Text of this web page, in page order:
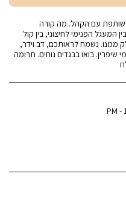
משותפת עם הקהל. מה קורה
המעגל הפנימי לחיצוני, בין קול
ממנו. נשמח לראותכם, דב וידר,
שיפרין. בואו בבגדים נוחים. תרומה